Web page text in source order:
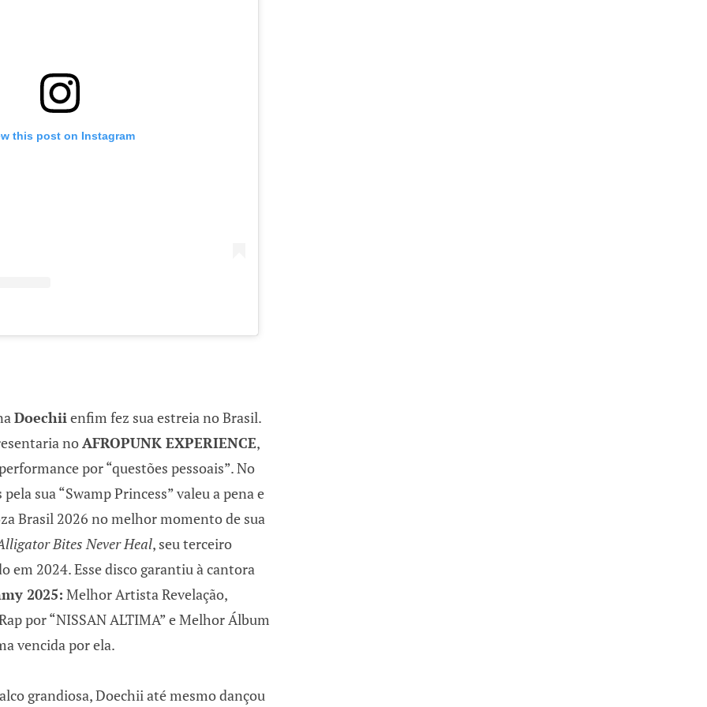
this post on Instagram
Doechii enfim fez sua estreia no Brasil.
noAFROPUNK EXPERIENCE,
por “questões pessoais”. No
sua “Swamp Princess” valeu a pena e
Brasil 2026 no melhor momento de sua
Bites Never Heal, seu terceiro
em 2024. Esse disco garantiu à cantora
2025: Melhor Artista Revelação,
por “NISSAN ALTIMA” e Melhor Álbum
vencida por ela.
grandiosa, Doechii até mesmo dançou